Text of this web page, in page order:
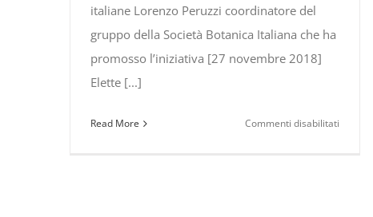
italiane Lorenzo Peruzzi coordinatore del
gruppo della Società Botanica Italiana che ha
promosso l’iniziativa [27 novembre 2018]
Elette [...]
Read More Commenti disabilitati